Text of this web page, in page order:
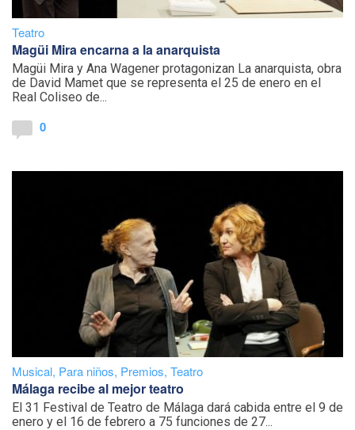
Teatro
Magüi Mira encarna a la anarquista
Magüi Mira y Ana Wagener protagonizan La anarquista, obra
de David Mamet que se representa el 25 de enero en el
Real Coliseo de...
0
Musical, Para niños, Premios, Teatro
Málaga recibe al mejor teatro
El 31 Festival de Teatro de Málaga dará cabida entre el 9 de
enero y el 16 de febrero a 75 funciones de 27...